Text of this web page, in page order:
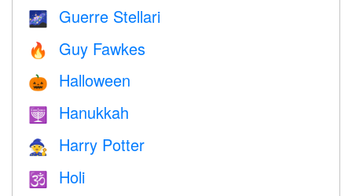
🌌 Guerre Stellari
🔥 Guy Fawkes
🎃 Halloween
🕎 Hanukkah
🧙 Harry Potter
🕉 Holi